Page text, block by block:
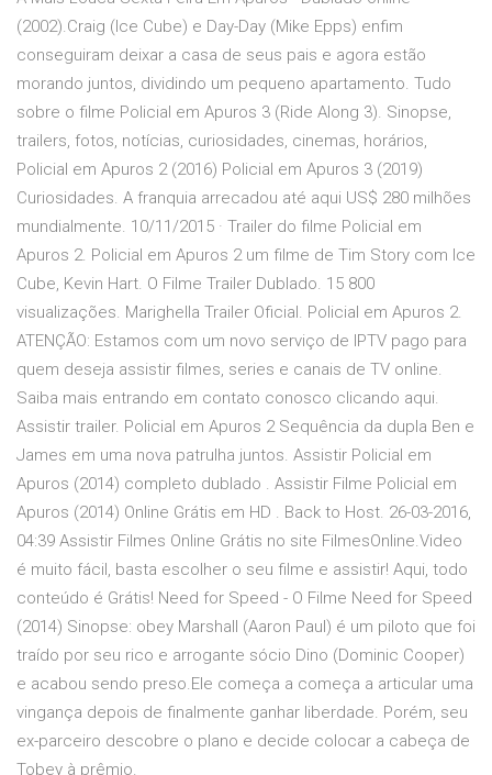
(2002).Craig (Ice Cube) e Day-Day (Mike Epps) enfim
conseguiram deixar a casa de seus pais e agora estão
morando juntos, dividindo um pequeno apartamento. Tudo
sobre o filme Policial em Apuros 3 (Ride Along 3). Sinopse,
trailers, fotos, notícias, curiosidades, cinemas, horários,
Policial em Apuros 2 (2016) Policial em Apuros 3 (2019)
Curiosidades. A franquia arrecadou até aqui US$ 280 milhões
mundialmente. 10/11/2015 · Trailer do filme Policial em
Apuros 2. Policial em Apuros 2 um filme de Tim Story com Ice
Cube, Kevin Hart. O Filme Trailer Dublado. 15 800
visualizações. Marighella Trailer Oficial. Policial em Apuros 2.
ATENÇÃO: Estamos com um novo serviço de IPTV pago para
quem deseja assistir filmes, series e canais de TV online.
Saiba mais entrando em contato conosco clicando aqui.
Assistir trailer. Policial em Apuros 2 Sequência da dupla Ben e
James em uma nova patrulha juntos. Assistir Policial em
Apuros (2014) completo dublado . Assistir Filme Policial em
Apuros (2014) Online Grátis em HD . Back to Host. 26-03-2016,
04:39 Assistir Filmes Online Grátis no site FilmesOnline.Video
é muito fácil, basta escolher o seu filme e assistir! Aqui, todo
conteúdo é Grátis! Need for Speed - O Filme Need for Speed
(2014) Sinopse: obey Marshall (Aaron Paul) é um piloto que foi
traído por seu rico e arrogante sócio Dino (Dominic Cooper)
e acabou sendo preso.Ele começa a começa a articular uma
vingança depois de finalmente ganhar liberdade. Porém, seu
ex-parceiro descobre o plano e decide colocar a cabeça de
Tobey à prêmio.